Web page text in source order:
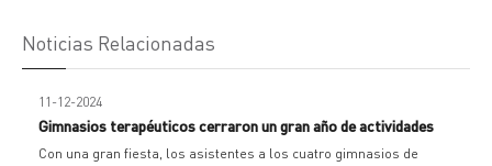
Noticias Relacionadas
11-12-2024
Gimnasios terapéuticos cerraron un gran año de actividades
Con una gran fiesta, los asistentes a los cuatro gimnasios de